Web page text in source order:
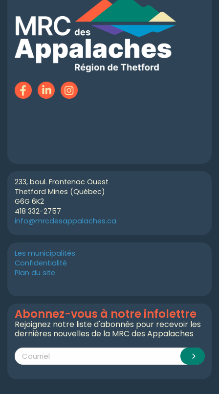
233, boul. Frontenac Ouest
Thetford Mines (Québec)
G6G 6K2
418 332-2757
info@mrcdesappalaches.ca
Les municipalités
Confidentialité
Plan du site
Abonnez-vous à notre infolettre
Rejoignez notre liste d'abonnés pour recevoir les
dernières nouvelles de la MRC des Appalaches